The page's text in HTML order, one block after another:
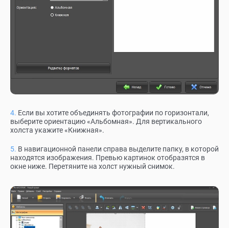
Если вы хотите объединять фотографии по горизонтали,
выберите ориентацию «Альбомная». Для вертикального
холста укажите «Книжная».
В навигационной панели справа выделите папку, в которой
находятся изображения. Превью картинок отобразятся в
окне ниже. Перетяните на холст нужный снимок.